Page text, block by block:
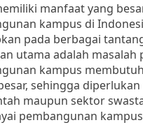
manfaat yang
kampus di
pada berbagai
utama adalah masalah
kampus
sehingga
maupun sektor
pembangunan